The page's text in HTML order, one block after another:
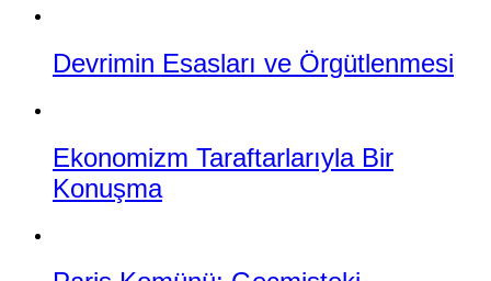
Devrimin Esasları ve Örgütlenmesi
Ekonomizm Taraftarlarıyla Bir
Konuşma